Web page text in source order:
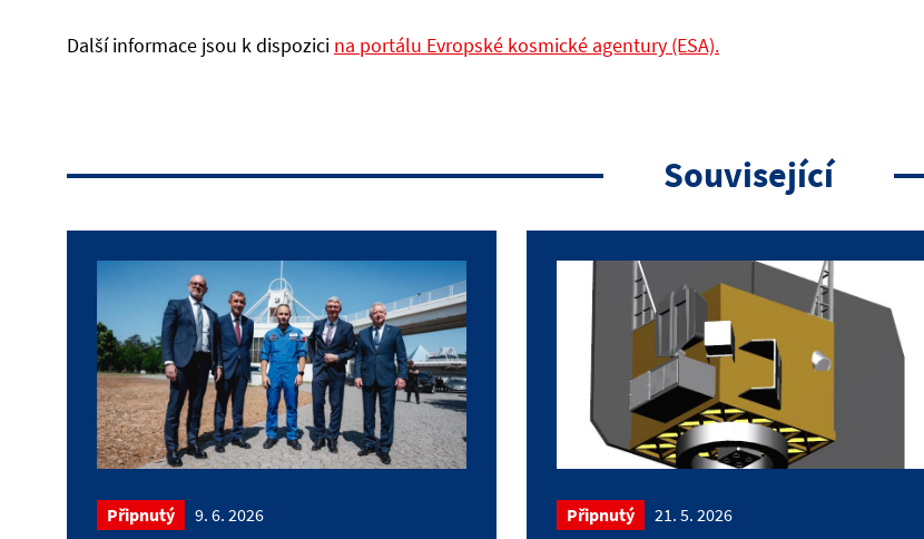
Další informace jsou k dispozici na portálu Evropské kosmické agentury (ESA).
Související
Připnutý 9. 6. 2026 Připnutý 21. 5. 2026